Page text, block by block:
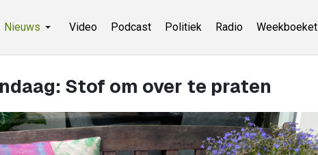
Nieuws Video Podcast Politiek Radio Weekboeket
Stof om over te praten